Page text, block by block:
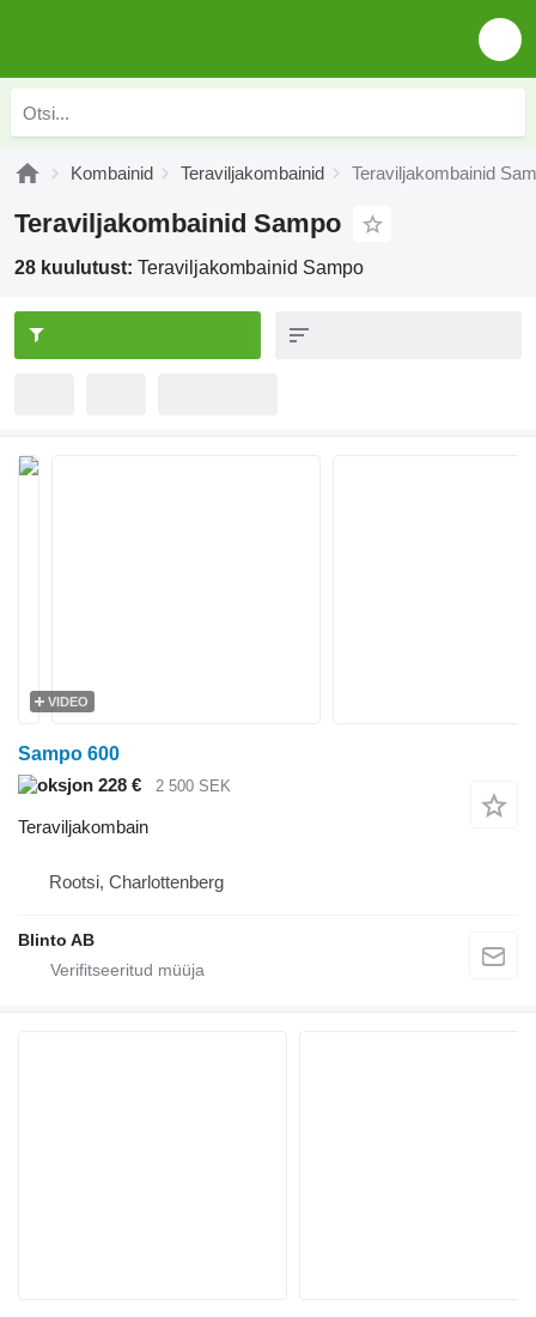
Kombainid Teraviljakombainid Teraviljakombainid
Teraviljakombainid Sampo
28 kuulutust: Teraviljakombainid Sampo
VIDEO
Sampo 600
228 €
2 500 SEK
Teraviljakombain
Rootsi, Charlottenberg
Blinto AB